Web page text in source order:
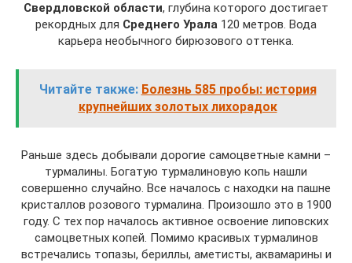
Свердловской области, глубина которого достигает
рекордных для Среднего Урала 120 метров. Вода
карьера необычного бирюзового оттенка.
Читайте также: Болезнь 585 пробы: история
крупнейших золотых лихорадок
Раньше здесь добывали дорогие самоцветные камни –
турмалины. Богатую турмалиновую копь нашли
совершенно случайно. Все началось с находки на пашне
кристаллов розового турмалина. Произошло это в 1900
году. С тех пор началось активное освоение липовских
самоцветных копей. Помимо красивых турмалинов
встречались топазы, бериллы, аметисты, аквамарины и